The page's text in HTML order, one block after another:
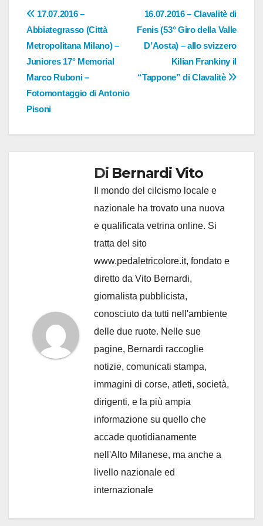
Navigazione
articoli
16.07.2016 – Clavalitè di
Fenis (53° Giro della Valle
D’Aosta) – allo svizzero
Kilian Frankiny il
“Tappone” di Clavalitè
17.07.2016 –
Abbiategrasso (Città
Metropolitana Milano) –
Juniores 17° Memorial
Marco Ruboni –
Fotomontaggio di Antonio
Pisoni
Di Bernardi Vito
Il mondo del cilcismo locale e
nazionale ha trovato una nuova
e qualificata vetrina online. Si
tratta del sito
www.pedaletricolore.it, fondato e
diretto da Vito Bernardi,
giornalista pubblicista,
conosciuto da tutti nell'ambiente
delle due ruote. Nelle sue
pagine, Bernardi raccoglie
notizie, comunicati stampa,
immagini di corse, atleti, società,
dirigenti, e la più ampia
informazione su quello che
accade quotidianamente
nell'Alto Milanese, ma anche a
livello nazionale ed
internazionale